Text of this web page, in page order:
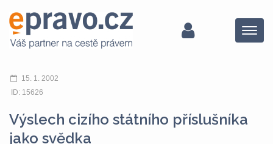
Menu
15. 1. 2002
ID: 15626
Výslech cizího státního příslušníka
jako svědka